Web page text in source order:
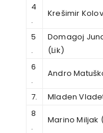
4
.
Krešimir
5
.
Domagoj
(Lik)
6
.
Andro
7. Mladen
8
.
Marino Miljak